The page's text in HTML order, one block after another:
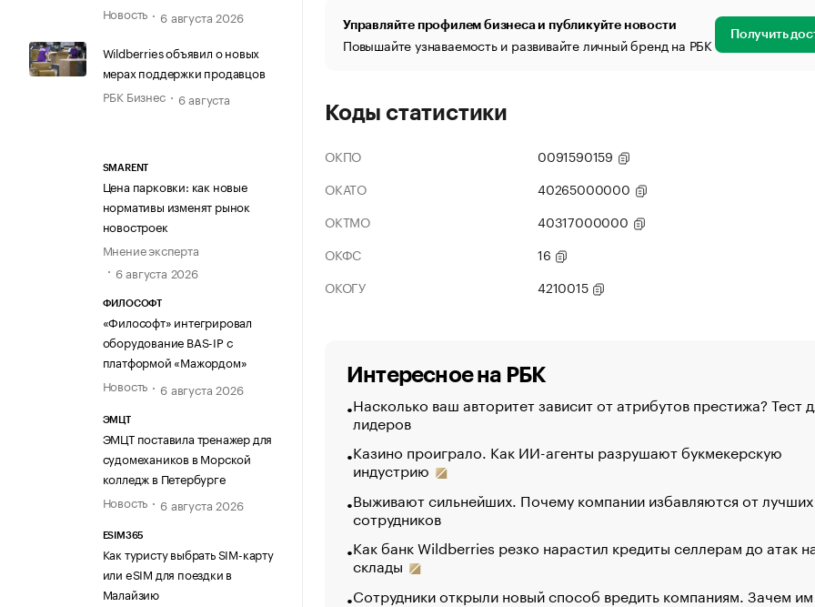
Новость
6 августа 2026
Wildberries объявил о новых
мерах поддержки продавцов
РБК Бизнес
6 августа
SMARENT
Цена парковки: как новые
нормативы изменят рынок
новостроек
Мнение эксперта
6 августа 2026
ФИЛОСОФТ
«Философт» интегрировал
оборудование BAS-IP с
платформой «Мажордом»
Новость
6 августа 2026
ЭМЦТ
ЭМЦТ поставила тренажер для
судомехаников в Морской
колледж в Петербурге
Новость
6 августа 2026
ESIM365
Как туристу выбрать SIM-карту
или eSIM для поездки в
Малайзию
Управляйте профилем бизнеса и публикуйте новости
Повышайте узнаваемость и развивайте личный бренд на РБК Получить
Коды статистики
ОКПО
0091590159
ОКАТО
40265000000
ОКТМО
40317000000
ОКФС
16
ОКОГУ
4210015
Интересное на РБК
Насколько ваш авторитет зависит от атрибутов престижа? Тест
лидеров
Казино проиграло. Как ИИ-агенты разрушают букмекерскую
индустрию
Выживают сильнейших. Почему компании избавляются от лучших
сотрудников
Как банк Wildberries резко нарастил кредиты селлерам до атак
склады
Сотрудники открыли новый способ вредить компаниям. Зачем